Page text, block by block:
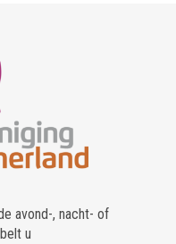
avond-, nacht- of
u